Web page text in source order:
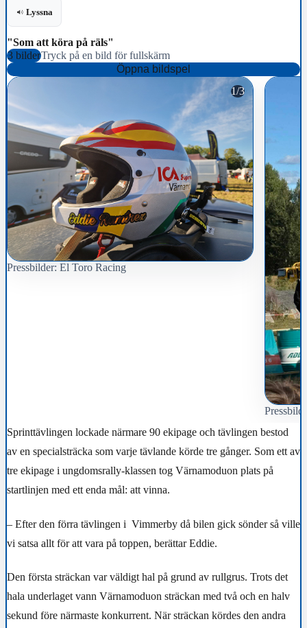
Lyssna
"Som att köra på räls"
3 bilderTryck på en bild för fullskärm
Öppna bildspel
1/3
Pressbilder: El Toro Racing
Sprinttävlingen lockade närmare 90 ekipage och tävlingen bestod
av en specialsträcka som varje tävlande körde tre gånger. Som ett av
tre ekipage i ungdomsrally-klassen tog Värnamoduon plats på
startlinjen med ett enda mål: att vinna.
– Efter den förra tävlingen i Vimmerby då bilen gick sönder så ville
vi satsa allt för att vara på toppen, berättar Eddie.
Den första sträckan var väldigt hal på grund av rullgrus. Trots det
hala underlaget vann Värnamoduon sträckan med två och en halv
sekund före närmaste konkurrent. När sträckan kördes den andra